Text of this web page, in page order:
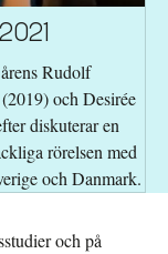
Rudolf
och Desirée
diskuterar en
rörelsen med
och Danmark.
och på